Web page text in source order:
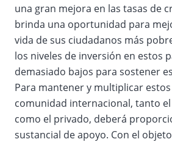
una gran mejora en las tasas de
brinda una oportunidad para
vida de sus ciudadanos más
los niveles de inversión en estos
demasiado bajos para sostener
Para mantener y multiplicar
comunidad internacional, tanto
como el privado, deberá
sustancial de apoyo. Con el